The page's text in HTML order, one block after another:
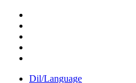
Dil/Language